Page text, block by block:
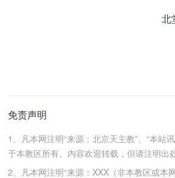
北
免责声明
1、凡本网注明“来源：北京天主教”、“本站
于本教区所有。内容欢迎转载，但请注明出处
2、凡本网注明“来源：XXX（非本教区或本